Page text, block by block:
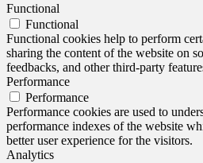
Functional
Functional
Functional cookies help to perform
sharing the content of the website on
feedbacks, and other third-party
Performance
Performance
Performance cookies are used to
performance indexes of the website
better user experience for the visitors.
Analytics